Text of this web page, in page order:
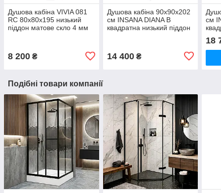
Душова кабіна VIVIA 081
RC 80х80х195 низький
піддон матове скло 4 мм
8 200 ₴
Душова кабіна 90x90x202
см INSANA DIANA B
квадратна низький піддон
14 400₴
см
18
Подібні товари компанії